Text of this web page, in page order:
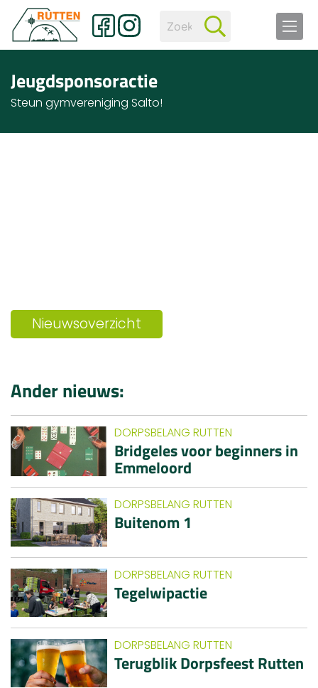
Jeugdsponsoractie
Steun gymvereniging Salto!
Nieuwsoverzicht
Ander nieuws:
DORPSBELANG RUTTEN
Bridgeles voor beginners in
Emmeloord
DORPSBELANG RUTTEN
Buitenom 1
DORPSBELANG RUTTEN
Tegelwipactie
DORPSBELANG RUTTEN
Terugblik Dorpsfeest Rutten